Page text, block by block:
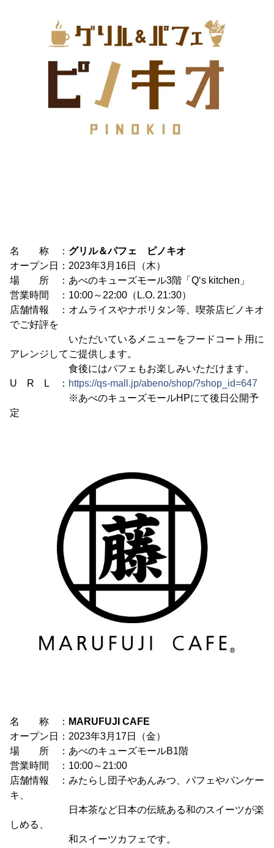
名 称 ： グリル＆パフェ ピノキオ
オープン日：2023年3月16日（木）
場 所 ：あべのキューズモール3階「Q‘s kitchen」
営業時間 ：10:00～22:00（L.O. 21:30）
店舗情報 ：オムライスやナポリタン等、喫茶店ピノキオ
でご好評を
いただいているメニューをフードコート用に
アレンジしてご提供します。
食後にはパフェもお楽しみいただけます。
U R L ： https://qs-mall.jp/abeno/shop/?shop_id=647
※あべのキューズモールHPにて後日公開予
定
名 称 ： MARUFUJI CAFE
オープン日：2023年3月17日（金）
場 所 ：あべのキューズモールB1階
営業時間 ：10:00～21:00
店舗情報 ：みたらし団子やあんみつ、パフェやパンケー
キ、
日本茶など日本の伝統ある和のスイーツが楽
しめる、
和スイーツカフェです。